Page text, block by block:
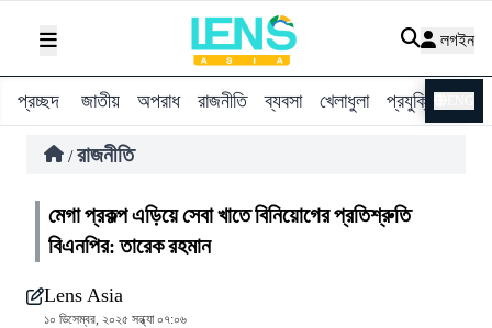
লগইন
প্রচ্ছদ জাতীয় অপরাধ রাজনীতি ব্যবসা খেলাধুলা প্রযুক্তি
/ রাজনীতি
মেগা প্রকল্প এড়িয়ে সেবা খাতে বিনিয়োগের প্রতিশ্রুতি
বিএনপির: তারেক রহমান
Lens Asia
১০ ডিসেম্বর, ২০২৫ সন্ধ্যা ০৭:০৬